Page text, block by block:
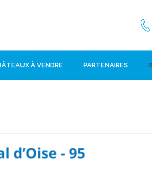
À VENDRE PARTENAIRES